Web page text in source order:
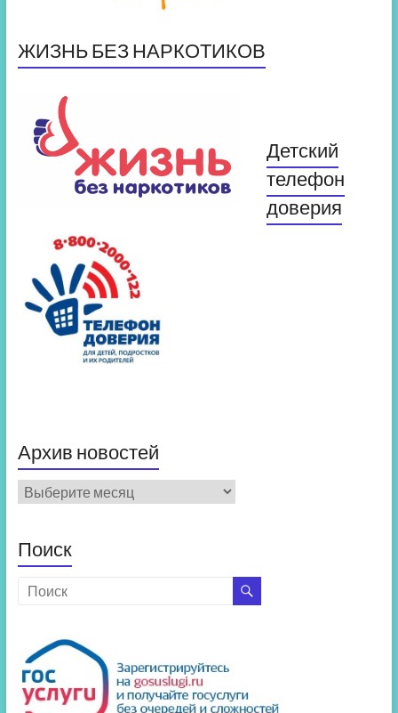
ЖИЗНЬ БЕЗ НАРКОТИКОВ
Детский
телефон
доверия
Архив новостей
Архив
новостей
Поиск